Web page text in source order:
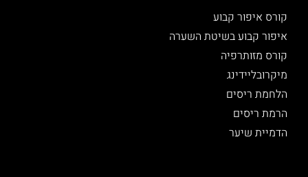
קורס איפור קבוע
איפור קבוע בשיטת השערה
קורס מזותרפיה
מיקרובליידינג
הלחמת ריסים
הרמת ריסים
הדמיית שיער